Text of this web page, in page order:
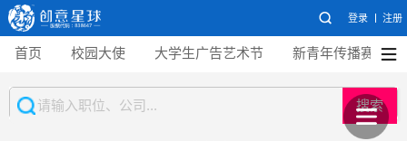
登录 注册
首页 校园大使 大学生广告艺术节 新青年传播赛
搜索